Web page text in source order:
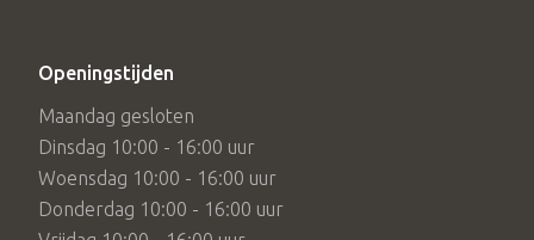
Openingstijden
Maandag gesloten
Dinsdag 10:00 - 16:00 uur
Woensdag 10:00 - 16:00 uur
Donderdag 10:00 - 16:00 uur